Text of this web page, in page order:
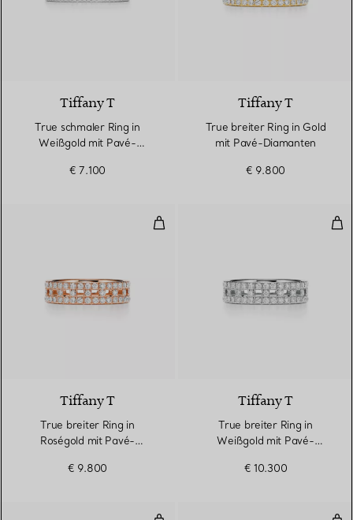
Tiffany T
True schmaler Ring in
Weißgold mit Pavé-
€ 7.100
Tiffany T
True breiter Ring in Gold
mit Pavé-Diamanten
€ 9.800
True breiter Ring in Roségold
Tiffany T
True breiter Ring in
Roségold mit Pavé-
€ 9.800
Tiffany T
True breiter Ring in
Weißgold mit Pavé-
€ 10.300